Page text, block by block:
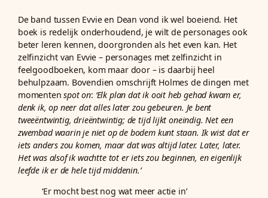
De band tussen Evvie en Dean vond ik wel boeiend. Het
boek is redelijk onderhoudend, je wilt de personages ook
beter leren kennen, doorgronden als het even kan. Het
zelfinzicht van Evvie – personages met zelfinzicht in
feelgoodboeken, kom maar door – is daarbij heel
behulpzaam. Bovendien omschrijft Holmes de dingen met
momentenspot on: ‘Elk plan dat ik ooit heb gehad kwam er,
denk ik, op neer dat alles later zou gebeuren. Je bent
tweeëntwintig, drieëntwintig; de tijd lijkt oneindig. Net een
zwembad waarin je niet op de bodem kunt staan. Ik wist dat er
iets anders zou komen, maar dat was altijd later. Later, later.
Het was alsof ik wachtte tot er iets zou beginnen, en eigenlijk
leefde ik er de hele tijd middenin.’
‘Er mocht best nog wat meer actie in’